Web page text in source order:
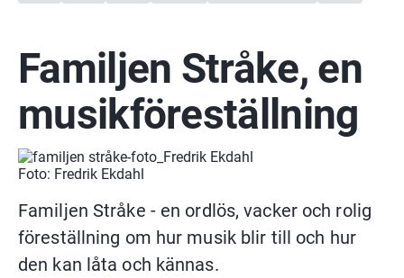
Familjen Stråke, en
musikföreställning
Foto: Fredrik Ekdahl
Familjen Stråke - en ordlös, vacker och rolig
föreställning om hur musik blir till och hur
den kan låta och kännas.